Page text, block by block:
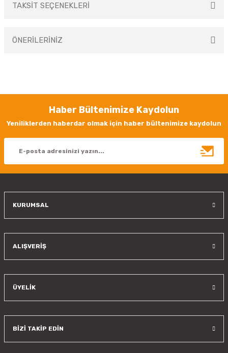
TAKSİT SEÇENEKLERİ
ÖNERİLERİNİZ
Görüş ve önerileriniz için teşekkür ederiz.
Ürün resmi kalitesiz, bozuk veya görüntülenemiyor.
Ürün bilgilerinde hatalar bulunuyor.
Haber Bültenimize Kaydolun
Yeniliklerden haberdar olmak için haber bültenimize kaydolun
KURUMSAL
ALIŞVERİŞ
ÜYELİK
BİZİ TAKİP EDİN